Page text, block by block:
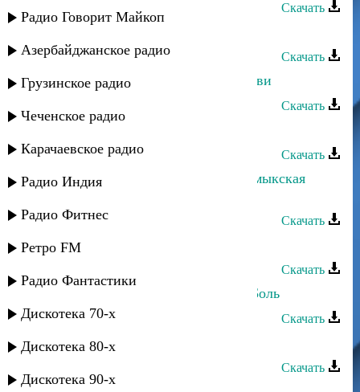
Радио Говорит Майкоп
Азербайджанское радио
Грузинское радио
Чеченское радио
Карачаевское радио
Радио Индия
Радио Фитнес
Ретро FM
Радио Фантастики
Дискотека 70-х
Дискотека 80-х
Дискотека 90-х
Скачать
Скачать
Мисрина Магомедова - Огонь любви
Скачать
Скачать
Загир Магомедов и Кристина - Кумыкская
Скачать
Кристина Азизханова - Мой Рутул
Скачать
Кристина и Абсамат Абсаматов - Боль
Скачать
Кристина - Бессаме мучо
Скачать